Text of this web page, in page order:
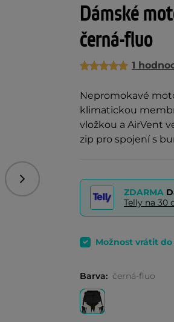
Dámské
černá-fluo
1
Nepromokavé
klimatickou
vložkou a AirVent
zip pro spojení s
Následující
ZDARMA
Telly na 30
Možnost vrátit
Barva: černá-fluo